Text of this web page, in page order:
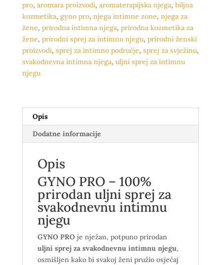
ml
količina
pro, aromara proizvodi, aromaterapijska njega, biljna
kozmetika, gyno pro, njega intimne zone, njega za
žene, prirodna intimna njega, prirodna kozmetika za
žene, prirodni sprej za intimnu njegu, prirodni ženski
proizvodi, sprej za intimno područje, sprej za svježinu,
svakodnevna intimna njega, uljni sprej za intimnu
njegu
Opis
Dodatne informacije
Opis
GYNO PRO – 100%
prirodan uljni sprej za
svakodnevnu intimnu
njegu
GYNO PROje nježan, potpuno prirodan
uljni sprej za svakodnevnu intimnu njegu,
osmišljen kako bi svakoj ženi pružio osjećaj